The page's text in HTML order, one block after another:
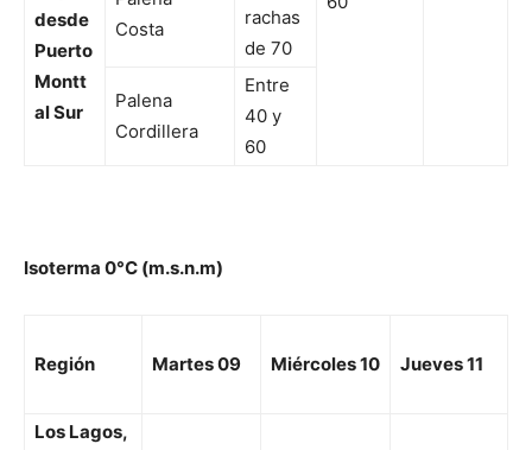
desde
Puerto
Montt
al Sur
rachas
de 70
Costa
Palena
Cordillera
Entre
40 y
60
Isoterma 0°C (m.s.n.m)
Región Martes 09 Miércoles 10 Jueves 11
Los Lagos,